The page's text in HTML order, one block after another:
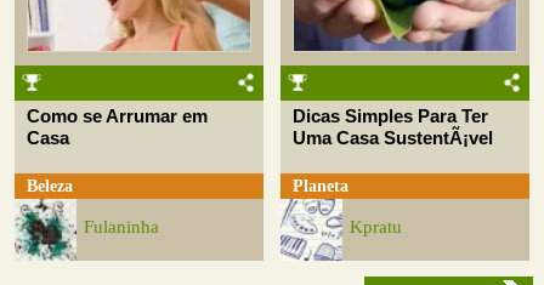
Como se Arrumar em
Casa
Beleza
Fulaninha
Dicas Simples Para Ter
Uma Casa SustentÃ¡vel
Planeta
Kpratu